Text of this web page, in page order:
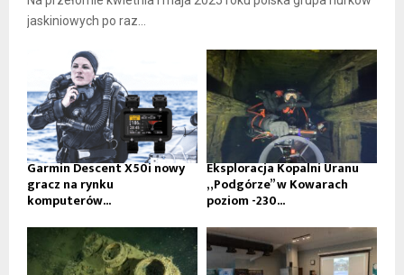
jaskiniowych po raz...
Garmin Descent X50i nowy
gracz na rynku
komputerów...
Eksploracja Kopalni Uranu
„Podgórze” w Kowarach
poziom -230...